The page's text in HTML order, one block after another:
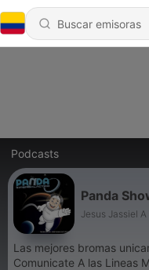
Podcasts
Panda
Jesus Jassiel
Las mejores bromas
Comunicate A las Lineas Marcando DF: